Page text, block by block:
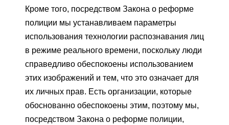
Кроме того, посредством Закона о реформе
полиции мы устанавливаем параметры
использования технологии распознавания лиц
в режиме реального времени, поскольку люди
справедливо обеспокоены использованием
этих изображений и тем, что это означает для
их личных прав. Есть организации, которые
обоснованно обеспокоены этим, поэтому мы,
посредством Закона о реформе полиции,